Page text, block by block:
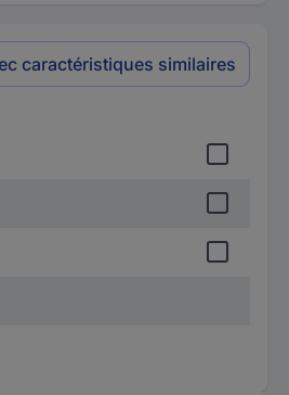
caractéristiques similaires